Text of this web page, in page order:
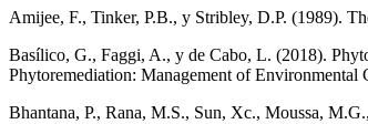
Amijee, F., Tinker, P.B., y Stribley, D.P. (1989).
Basílico, G., Faggi, A., y de Cabo, L. (2018).
Phytoremediation: Management of Environmental
Bhantana, P., Rana, M.S., Sun, Xc., Moussa,